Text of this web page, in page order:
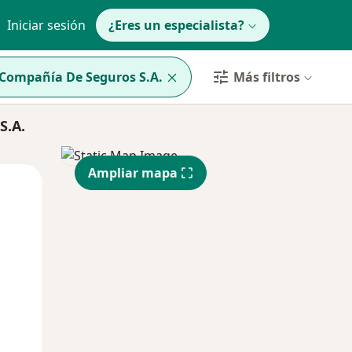
Iniciar sesión ¿Eres un especialista?
De Seguros S.A. Más filtros
Mié Jue
Ampliar mapa